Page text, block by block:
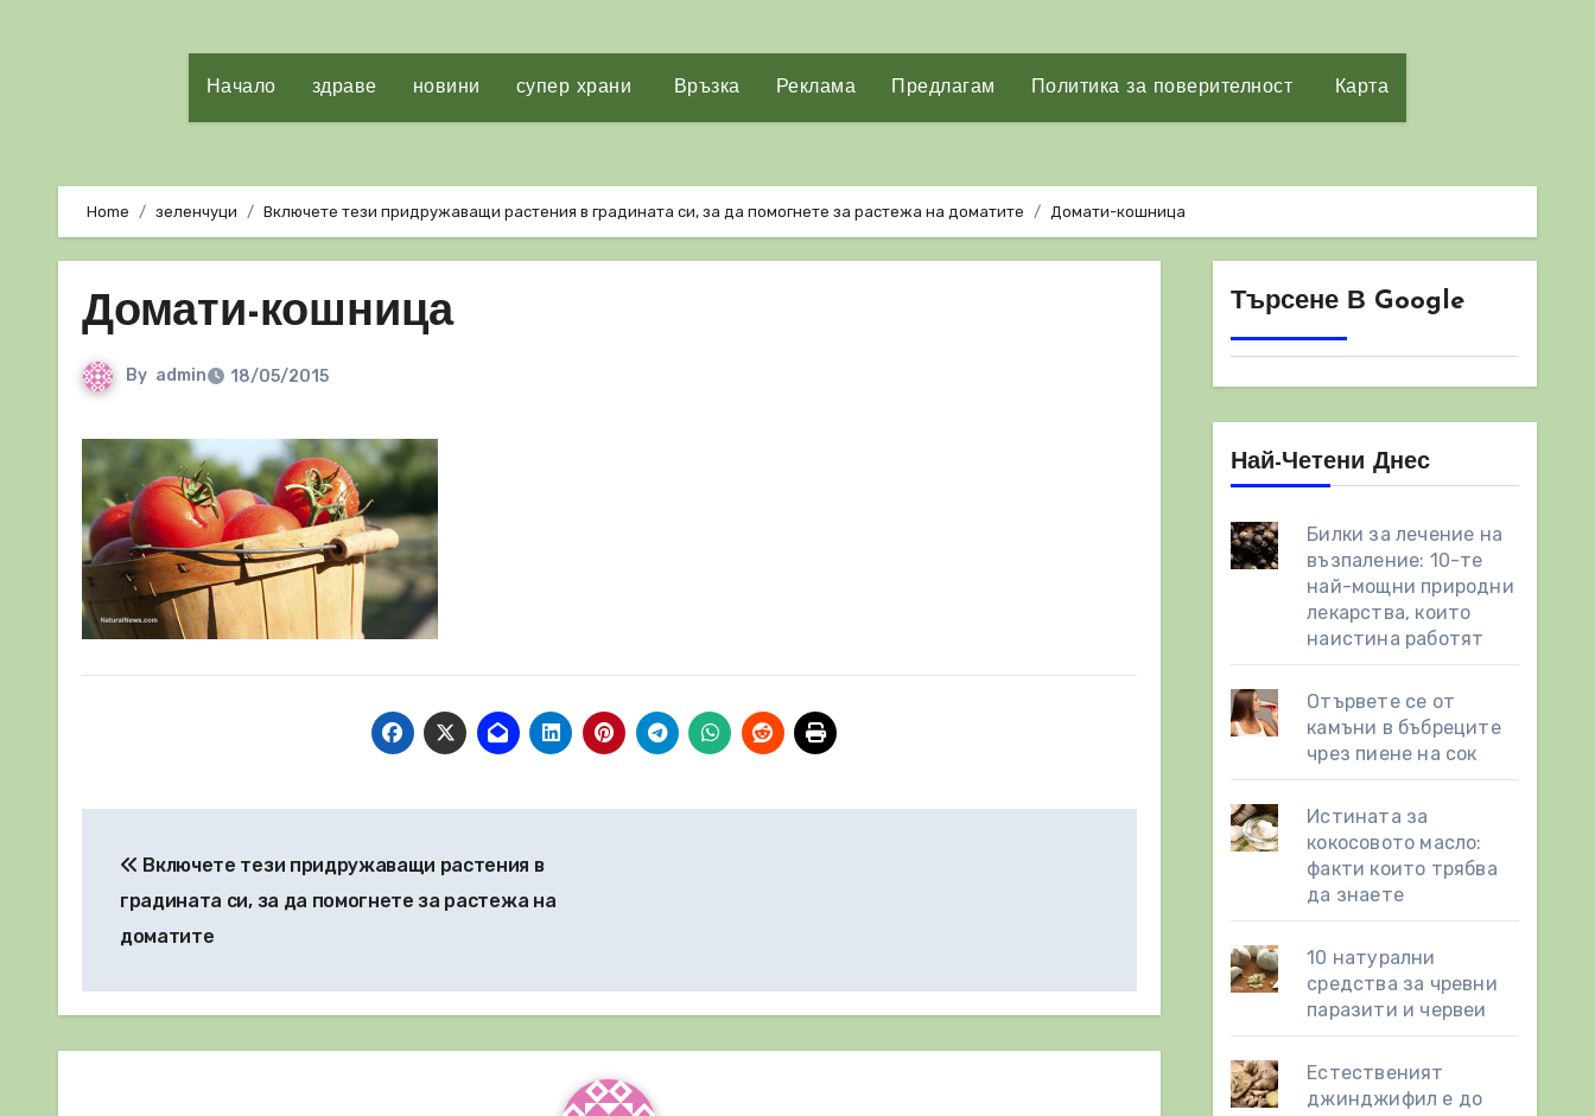
Начало здраве новини супер храни Връзка Реклама Предлагам Политика за поверителност Карта
Home зеленчуци Включете тези придружаващи растения в градината си, за да помогнете за растежа на доматите Домати-кошница
Домати-кошница
By admin 18/05/2015
Включете тези придружаващи растения в
градината си, за да помогнете за растежа на
доматите
Търсене В Google
Най-Четени Днес
Билки за лечение на
възпаление: 10-те
най-мощни природни
лекарства, които
наистина работят
Отървете се от
камъни в бъбреците
чрез пиене на сок
Истината за
кокосовото масло:
факти които трябва
да знаете
10 натурални
средства за чревни
паразити и червеи
Естественият
джинджифил е до